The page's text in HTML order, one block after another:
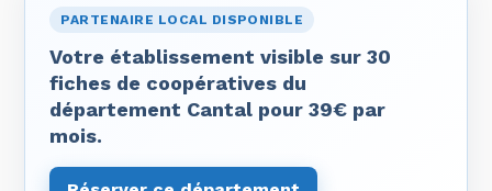
PARTENAIRE LOCAL DISPONIBLE
Votre établissement visible sur 30
fiches de coopératives du
département Cantal pour 39€ par
mois.